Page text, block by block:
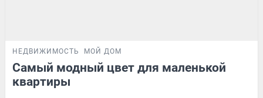
НЕДВИЖИМОСТЬ МОЙ ДОМ
Самый модный цвет для маленькой
квартиры